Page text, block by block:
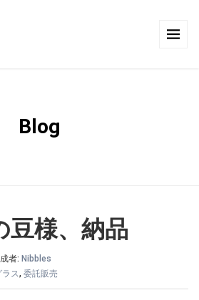
Blog
豆様、納品
者: Nibbles
ラス, 委託販売